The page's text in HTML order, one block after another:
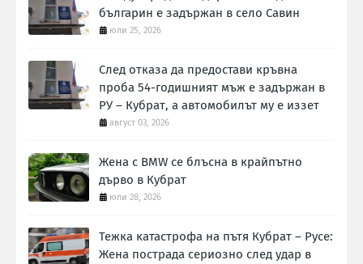
българин е задържан в село Савин
юли 25, 2026
След отказа да предостави кръвна
проба 54-годишният мъж е задържан в
РУ – Кубрат, а автомобилът му е иззет
август 03, 2026
Жена с BMW се блъсна в крайпътно
дърво в Кубрат
юли 28, 2026
Тежка катастрофа на пътя Кубрат – Русе:
Жена пострада сериозно след удар в